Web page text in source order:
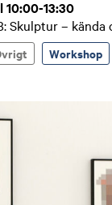
10:00-13:30
Skulptur –
Workshop